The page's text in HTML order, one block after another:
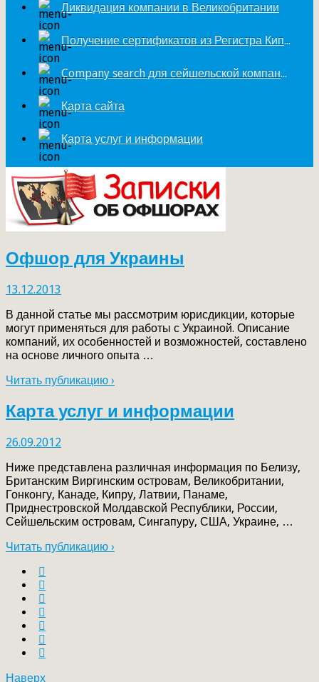
Ликвидация компании в Великобритании
Получение сертификатов из Регистра Кипра
Company search для сейшельской компании
Карта сайта
Карта услуг и информации
Офшор для Украины
13.12.2013
В данной статье мы рассмотрим юрисдикции, которые
могут применяться для работы с Украиной. Описание
компаний, их особенностей и возможностей, составлено
на основе личного опыта …
Читать публикацию ›
Карта услуг и информации
26.09.2012
Ниже представлена различная информация по Белизу,
Британским Виргинским островам, Великобритании,
Гонконгу, Канаде, Кипру, Латвии, Панаме,
Приднестровской Молдавской Республики, России,
Сейшельским островам, Сингапуру, США, Украине, …
Читать публикацию ›
Наверх